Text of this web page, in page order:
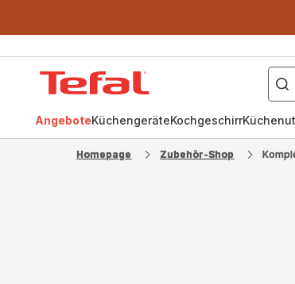
AngeboteKüchengeräteKochgeschirr
Homepage Zubehör-Shop